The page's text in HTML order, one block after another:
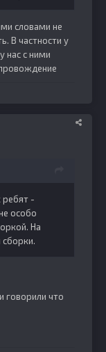
словами не
В частности у
нас с ними
ребят -
особо
На
сборки.
говорили что